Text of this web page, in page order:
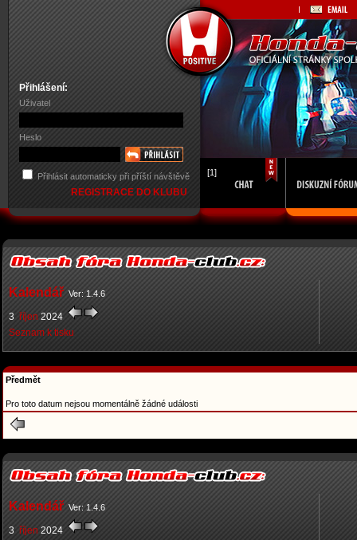
Přihlášení:
Uživatel
Heslo
Přihlásit automaticky při příští návštěvě
REGISTRACE DO KLUBU
[1]
Kalendář Ver: 1.4.6
3 říjen 2024
Seznam k tisku
Předmět
Pro toto datum nejsou momentálně žádné události
Kalendář Ver: 1.4.6
3 říjen 2024